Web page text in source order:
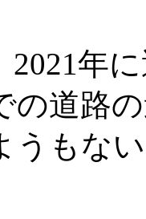
2021年
の道路
うもな